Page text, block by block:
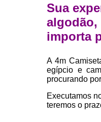
Sua
algodão,
importa
A 4m
egípcio e
procurando
Executamos
teremos o